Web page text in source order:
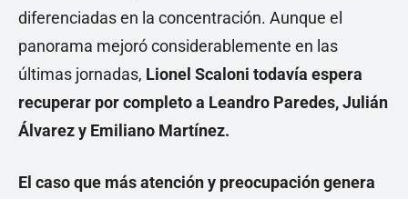
diferenciadas en la concentración. Aunque el
panorama mejoró considerablemente en las
últimas jornadas, Lionel Scaloni todavía espera
recuperar por completo a Leandro Paredes, Julián
Álvarez y Emiliano Martínez.
El caso que más atención y preocupación genera